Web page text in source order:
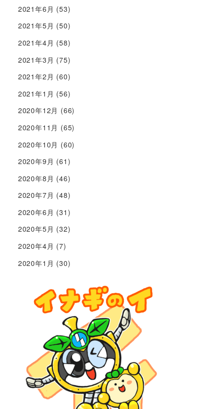
2021年6月 (53)
2021年5月 (50)
2021年4月 (58)
2021年3月 (75)
2021年2月 (60)
2021年1月 (56)
2020年12月 (66)
2020年11月 (65)
2020年10月 (60)
2020年9月 (61)
2020年8月 (46)
2020年7月 (48)
2020年6月 (31)
2020年5月 (32)
2020年4月 (7)
2020年1月 (30)